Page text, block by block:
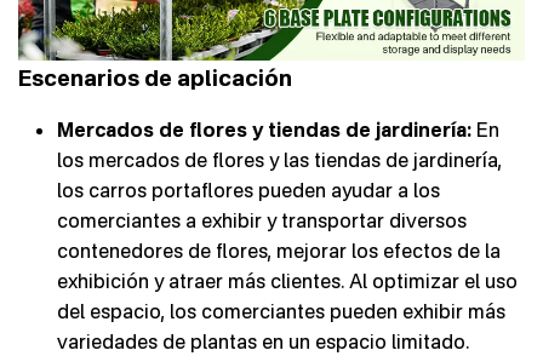
Escenarios de aplicación
Mercados de flores y tiendas de jardinería: En
los mercados de flores y las tiendas de jardinería,
los carros portaflores pueden ayudar a los
comerciantes a exhibir y transportar diversos
contenedores de flores, mejorar los efectos de la
exhibición y atraer más clientes. Al optimizar el uso
del espacio, los comerciantes pueden exhibir más
variedades de plantas en un espacio limitado.